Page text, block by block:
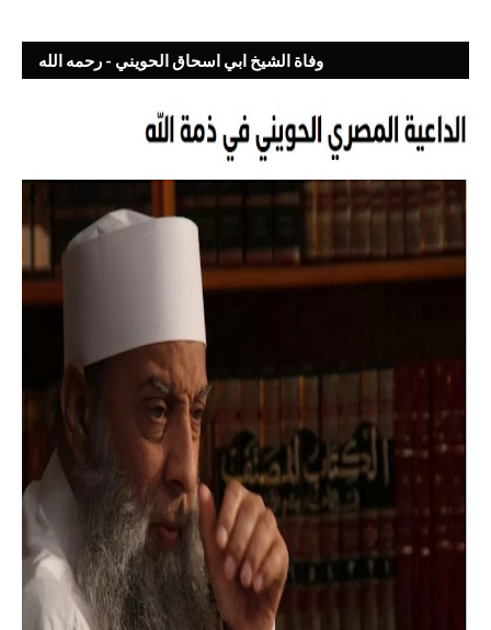
وفاة الشيخ ابي اسحاق الحويني - رحمه الله